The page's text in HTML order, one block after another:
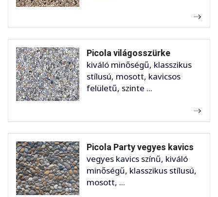
Picola világosszürke
kiváló minőségű, klasszikus
stílusú, mosott, kavicsos
felületű, szinte ...
Picola Party vegyes kavics
vegyes kavics színű, kiváló
minőségű, klasszikus stílusú,
mosott, ...